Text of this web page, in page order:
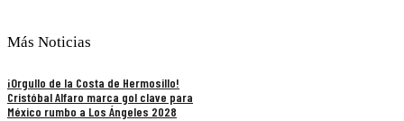
Más Noticias
¡Orgullo de la Costa de Hermosillo!
Cristóbal Alfaro marca gol clave para
México rumbo a Los Ángeles 2028